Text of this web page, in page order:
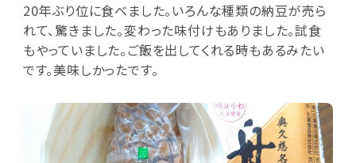
20年ぶり位に食べました。いろんな種類の納豆が売ら
れて、驚きました。変わった味付けもありました。試食
もやっていました。ご飯を出してくれる時もあるみたい
です。美味しかったです。